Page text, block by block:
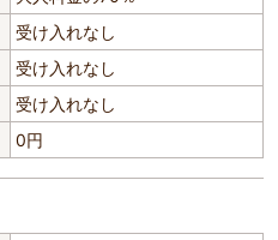
受け入れなし
受け入れなし
受け入れなし
0円